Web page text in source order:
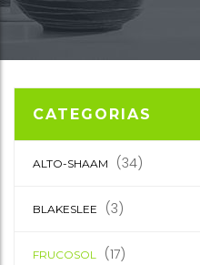
CATEGORIAS
ALTO-SHAAM (34)
BLAKESLEE (3)
FRUCOSOL (17)